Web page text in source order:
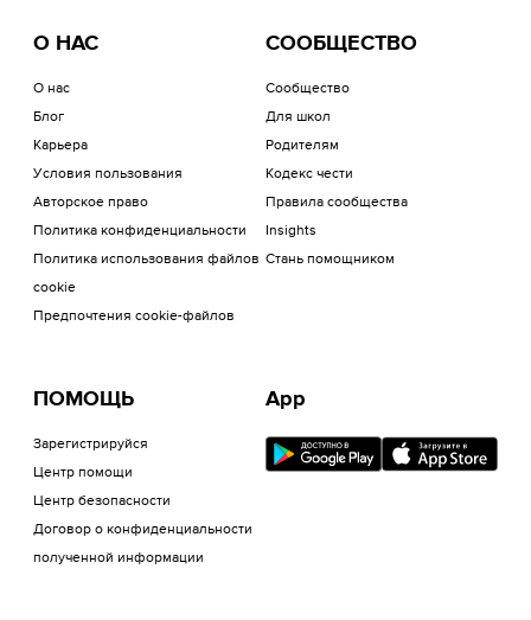
О НАС
О нас
Блог
Карьера
Условия пользования
Авторское право
Политика конфиденциальности
Политика использования файлов
cookie
Предпочтения cookie-файлов
СООБЩЕСТВО
Сообщество
Для школ
Родителям
Кодекс чести
Правила сообщества
Insights
Стань помощником
ПОМОЩЬ
Зарегистрируйся
Центр помощи
Центр безопасности
Договор о конфиденциальности
полученной информации
App